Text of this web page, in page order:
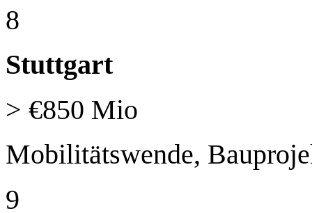
8
Stuttgart
> €850 Mio
Mobilitätswende,
9